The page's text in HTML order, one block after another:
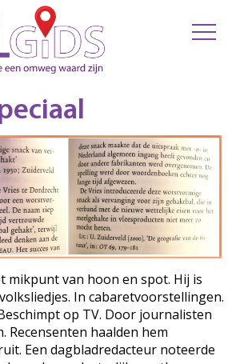
mikpunt van hoon en spot. Hij is
In cabaretvoorstellingen.
op TV. Door journalisten
Recensenten haalden hem
Een dagbladredacteur noteerde